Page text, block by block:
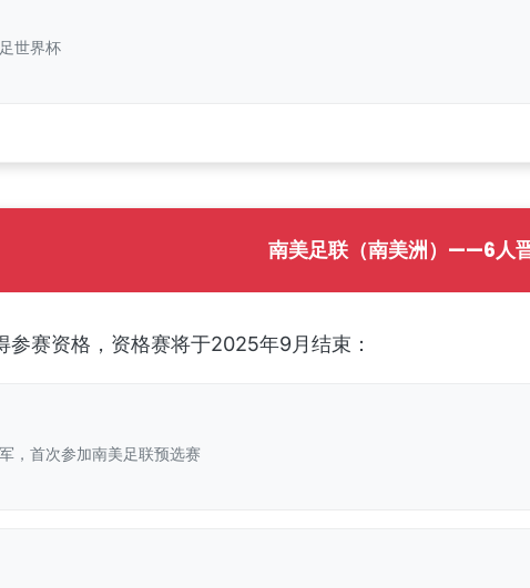
世界杯
南美足联（南美洲）——6人
参赛资格，资格赛将于2025年9月结束：
，首次参加南美足联预选赛